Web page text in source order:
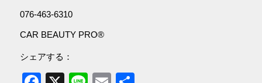
076-463-6310
CAR BEAUTY PRO®
シェアする：